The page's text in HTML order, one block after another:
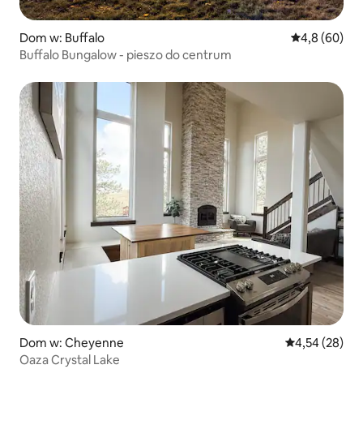
Dom w: Buffalo Średnia
4,8 (60)
Buffalo Bungalow - pieszo do centrum
Dom w: Cheyenne Średnia
4,54 (28)
Oaza Crystal Lake